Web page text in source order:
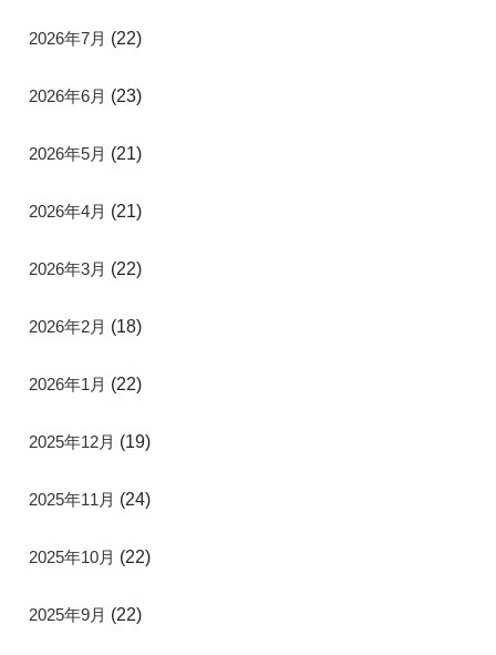
2026年7月 (22)
2026年6月 (23)
2026年5月 (21)
2026年4月 (21)
2026年3月 (22)
2026年2月 (18)
2026年1月 (22)
2025年12月 (19)
2025年11月 (24)
2025年10月 (22)
2025年9月 (22)